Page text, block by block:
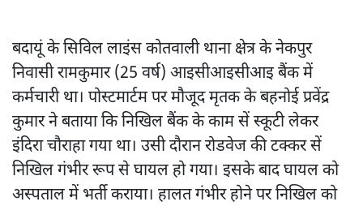
बदायूं के सिविल लाइंस कोतवाली थाना क्षेत्र के नेकपुर
निवासी रामकुमार (25 वर्ष) आइसीआइसीआइ बैंक में
कर्मचारी था। पोस्टमार्टम पर मौजूद मृतक के बहनोई प्रवेंद्र
कुमार ने बताया कि निखिल बैंक के काम सें स्कूटी लेकर
इंदिरा चौराहा गया था। उसी दौरान रोडवेज की टक्कर सें
निखिल गंभीर रूप से घायल हो गया। इसके बाद घायल को
अस्पताल में भर्ती कराया। हालत गंभीर होने पर निखिल को